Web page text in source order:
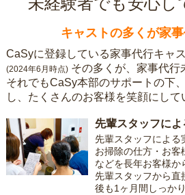
キャストの多くが家
CaSyに登録している家事代行キャ
(2024年6月時点) その多くが、家事代行
それでもCaSy本部のサポートの下
し、たくさんのお客様を笑顔にして
先輩スタッフに
先輩スタッフによる
お掃除の仕方・お客
などを長年お客様か
先輩スタッフから直
後も1ヶ月間しっか